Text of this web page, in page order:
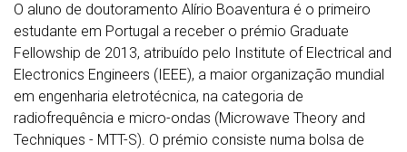
O aluno de doutoramento Alírio Boaventura é o primeiro
estudante em Portugal a receber o prémio Graduate
Fellowship de 2013, atribuído pelo Institute of Electrical and
Electronics Engineers (IEEE), a maior organização mundial
em engenharia eletrotécnica, na categoria de
radiofrequência e micro-ondas (Microwave Theory and
Techniques - MTT-S). O prémio consiste numa bolsa de